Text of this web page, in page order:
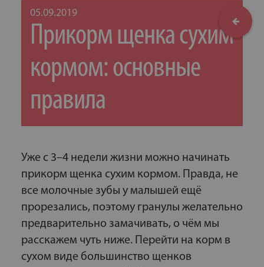
05.09.2019
Прикорм щенка сухим
кормом: основные
правила
Уже с 3–4 недели жизни можно начинать
прикорм щенка сухим кормом. Правда, не
все молочные зубы у малышей ещё
прорезались, поэтому гранулы желательно
предварительно замачивать, о чём мы
расскажем чуть ниже. Перейти на корм в
сухом виде большинство щенков